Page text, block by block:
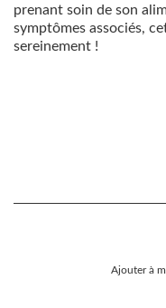
prenant soin de son
symptômes associés,
sereinement !
Ajouter à